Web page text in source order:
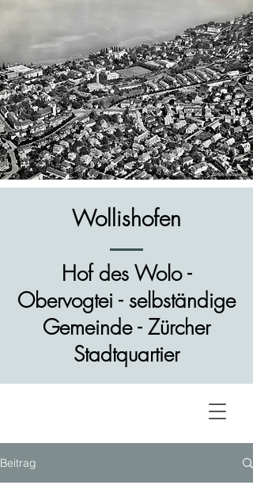
Wollishofen
Hof des Wolo -
Obervogtei - selbständige
Gemeinde - Zürcher
Stadtquartier
Beitrag